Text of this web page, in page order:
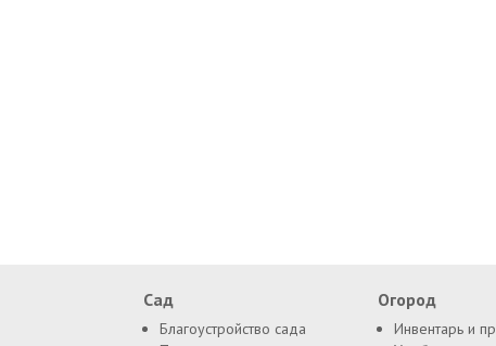
Сад
Благоустройство сада
Огород
Инвентарь и